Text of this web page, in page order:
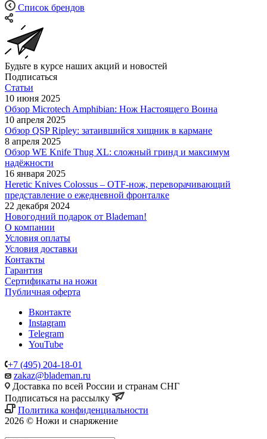
Список брендов
Будьте в курсе наших акций и новостей
Подписаться
Статьи
10 июня 2025
Обзор Microtech Amphibian: Нож Настоящего Воина
10 апреля 2025
Обзор QSP Ripley: затаившийся хищник в кармане
8 апреля 2025
Обзор WE Knife Thug XL: сложный гринд и максимум
надёжности
16 января 2025
Heretic Knives Colossus – OTF-нож, переворачивающий
представление о ежедневной фронталке
22 декабря 2024
Новогодний подарок от Blademan!
О компании
Условия оплаты
Условия доставки
Контакты
Гарантия
Сертификаты на ножи
Публичная оферта
Вконтакте
Instagram
Telegram
YouTube
+7 (495) 204-18-01
zakaz@blademan.ru
Доставка по всей России и странам СНГ
Подписаться на рассылку
Политика конфиденциальности
2026 © Ножи и снаряжение